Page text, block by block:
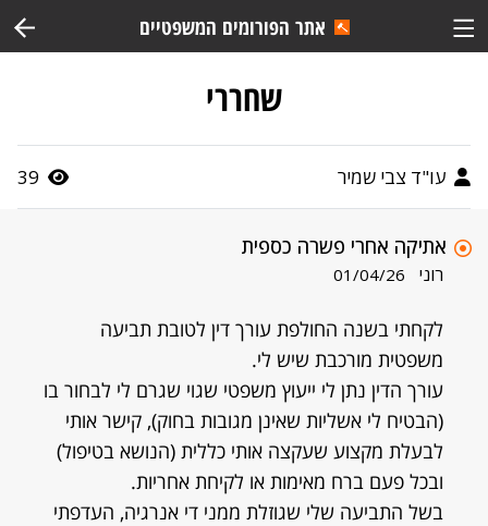
אתר הפורומים המשפטיים
שחררי
עו"ד צבי שמיר 39
אתיקה אחרי פשרה כספית
רוני 01/04/26
לקחתי בשנה החולפת עורך דין לטובת תביעה
משפטית מורכבת שיש לי.
עורך הדין נתן לי ייעוץ משפטי שגוי שגרם לי לבחור בו
(הבטיח לי אשליות שאינן מגובות בחוק), קישר אותי
לבעלת מקצוע שעקצה אותי כללית (הנושא בטיפול)
ובכל פעם ברח מאימות או לקיחת אחריות.
בשל התביעה שלי שגוזלת ממני די אנרגיה, העדפתי